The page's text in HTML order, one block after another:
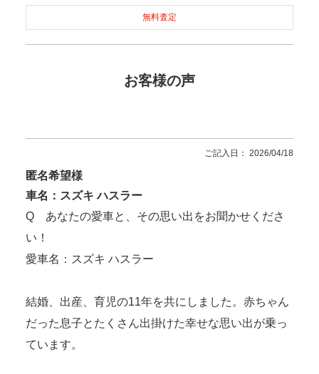
無料査定
お客様の声
ご記入日： 2026/04/18
匿名希望様
車名：スズキ ハスラー
Q あなたの愛車と、その思い出をお聞かせくださ
い！
愛車名：スズキ ハスラー
結婚、出産、育児の11年を共にしました。赤ちゃん
だった息子とたくさん出掛けた幸せな思い出が乗っ
ています。